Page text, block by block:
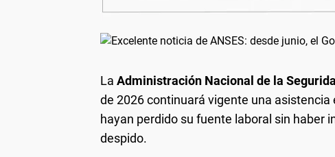
La Administración Nacional de la
de 2026 continuará vigente una
hayan perdido su fuente laboral sin haber
despido.